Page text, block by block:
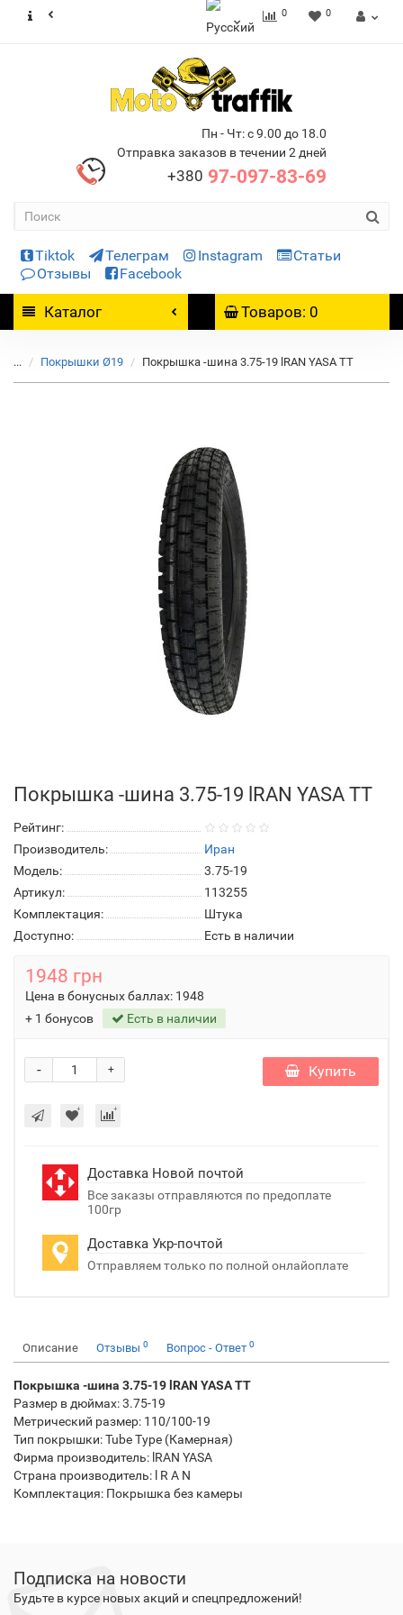
0 0
Пн - Чт: с 9.00 до 18.0
Отправка заказов в течении 2 дней
+380 97-097-83-69
Tiktok Телеграм Instagram
Статьи
Отзывы
Facebook
Каталог Товаров: 0
... Покрышки Ø19 Покрышка -шина 3.75-19 lRAN YASA TT
Покрышка -шина 3.75-19 lRAN YASA TT
Рейтинг:
Производитель:
Иран
Модель:
3.75-19
Артикул:
113255
Комплектация:
Штука
Доступно:
Есть в наличии
1948 грн
Цена в бонусных баллах: 1948
+ 1 бонусов
Есть в наличии
+
- Купить
Доставка Новой почтой
Все заказы отправляются по предоплате
100гр
Доставка Укр-почтой
Отправляем только по полной онлайоплате
Описание Отзывы 0 Вопрос - Ответ 0
Покрышка -шина 3.75-19 lRAN YASATT
Размер в дюймах: 3.75-19
Метрический размер: 110/100-19
Тип покрышки: Tube Type (Камерная)
Фирма производитель: lRAN YASA
Страна производитель: l R A N
Комплектация: Покрышка без камеры
Подписка на новости
Будьте в курсе новых акций и спецпредложений!